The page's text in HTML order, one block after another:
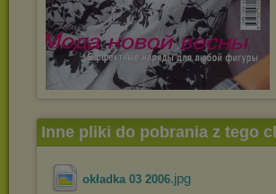
Inne pliki do pobrania z tego
okładka 03 2006.jpg